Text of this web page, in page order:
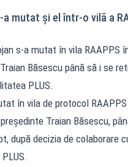
a mutat și el într-o vilă a
s-a mutat în vila RAAPPS
Băsescu până să i se
PLUS.
în vila de protocol
Traian Băsescu,
după decizia de colaborare